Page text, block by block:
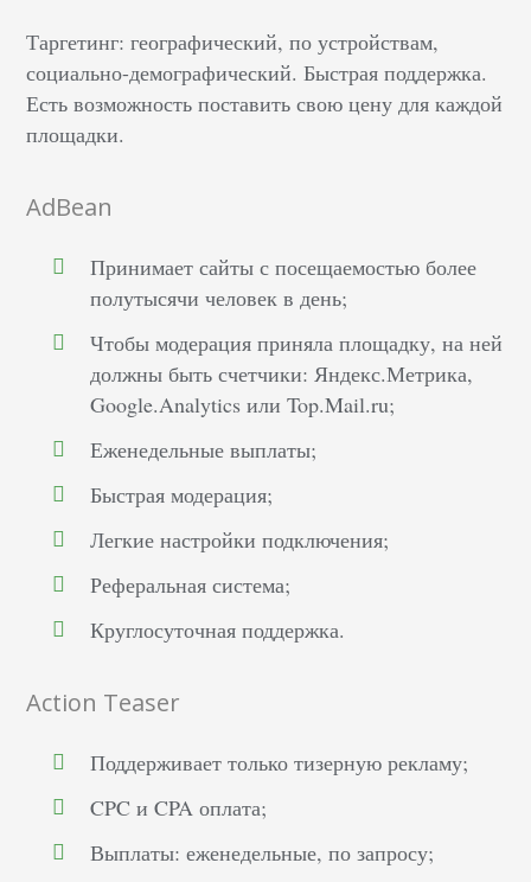
Таргетинг: географический, по устройствам,
социально-демографический. Быстрая поддержка.
Есть возможность поставить свою цену для каждой
площадки.
AdBean
Принимает сайты с посещаемостью более
полутысячи человек в день;
Чтобы модерация приняла площадку, на ней
должны быть счетчики: Яндекс.Метрика,
Google.Analytics или Top.Mail.ru;
Еженедельные выплаты;
Быстрая модерация;
Легкие настройки подключения;
Реферальная система;
Круглосуточная поддержка.
Action Teaser
Поддерживает только тизерную рекламу;
CPC и CPA оплата;
Выплаты: еженедельные, по запросу;